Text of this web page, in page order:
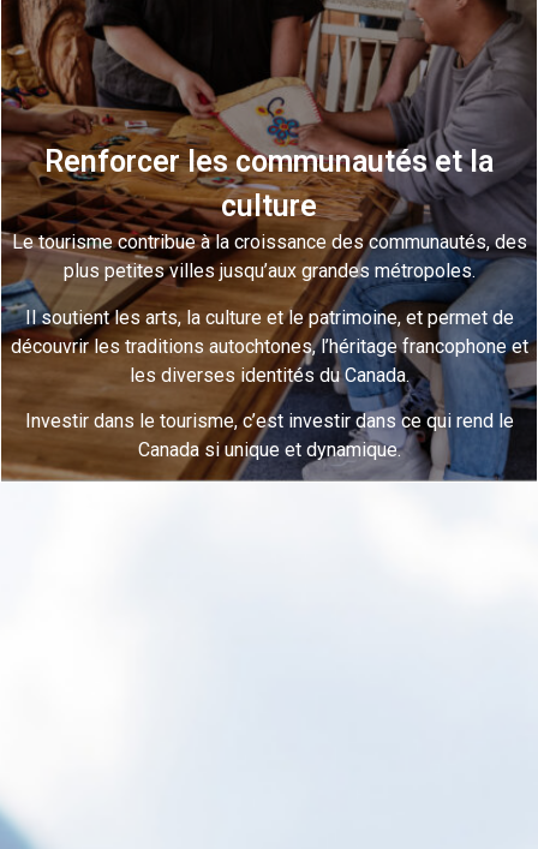
Renforcer les communautés et la
culture
Le tourisme contribue à la croissance des communautés, des
plus petites villes jusqu’aux grandes métropoles.
Il soutient les arts, la culture et le patrimoine, et permet de
découvrir les traditions autochtones, l’héritage francophone et
les diverses identités du Canada.
Investir dans le tourisme, c’est investir dans ce qui rend le
Canada si unique et dynamique.